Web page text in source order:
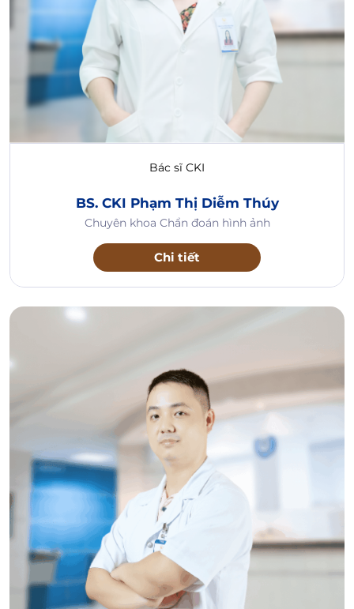
Bác sĩ CKI
BS. CKI Phạm Thị Diễm Thúy
Chuyên khoa Chẩn đoán hình ảnh
Chi tiết